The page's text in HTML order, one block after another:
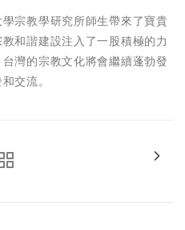
宗教學研究所師生帶來了寶貴
和諧建設注入了一股積極的力
灣的宗教文化將會繼續蓬勃發
交流。